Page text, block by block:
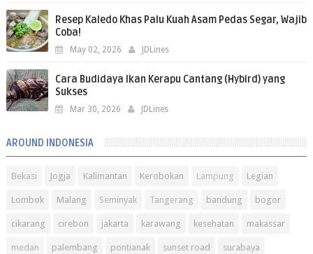
Resep Kaledo Khas Palu Kuah Asam Pedas Segar, Wajib
Coba!
May 02, 2026 JDLines
Cara Budidaya Ikan Kerapu Cantang (Hybird) yang
Sukses
Mar 30, 2026 JDLines
AROUND INDONESIA
Bekasi Jogja Kalimantan Kerobokan Lampung Legian
Lombok Malang Seminyak Tangerang bandung bogor
cikarang cirebon jakarta karawang kesehatan makassar
medan palembang pontianak sunset road surabaya